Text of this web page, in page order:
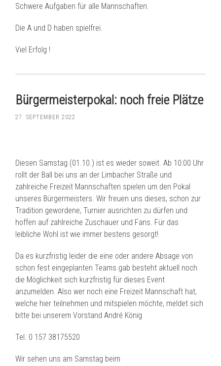
Schwere Aufgaben für alle Mannschaften.
Die A und D haben spielfrei.
Viel Erfolg !
Bürgermeisterpokal: noch freie Plätze
27. SEPTEMBER 2022
Diesen Samstag (01.10.) ist es wieder soweit. Ab 10:00 Uhr
rollt der Ball bei uns an der Limbacher Straße und
zahlreiche Freizeit Mannschaften spielen um den Pokal
unseres Bürgermeisters. Wir freuen uns dieses, schon zur
Tradition gewordene, Turnier ausrichten zu dürfen und
hoffen auf zahlreiche Zuschauer und Fans. Für das
leibliche Wohl ist wie immer bestens gesorgt!
Da es kurzfristig leider die eine oder andere Absage von
schon fest eingeplanten Teams gab besteht aktuell noch
die Möglichkeit sich kurzfristig für dieses Event
anzumelden. Also wer noch eine Freizeit Mannschaft hat,
welche hier teilnehmen und mitspielen möchte, meldet sich
bitte bei unserem Vorstand André König
Tel. 0 157 38175520
Wir sehen uns am Samstag beim